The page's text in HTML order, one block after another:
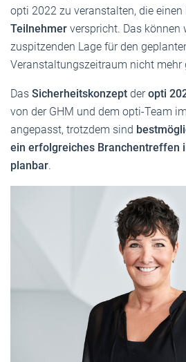
opti 2022 zu veranstalten, die einen
Teilnehmer verspricht. Das können
zuspitzenden Lage für den
Veranstaltungszeitraum nicht mehr
Das Sicherheitskonzept deropti
von der GHM und dem opti-Team
angepasst, trotzdem sind
ein erfolgreiches Branchentreffen
planbar.